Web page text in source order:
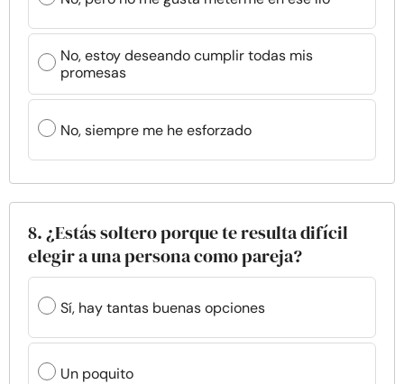
No, estoy deseando cumplir todas mis
promesas
No, siempre me he esforzado
8. ¿Estás soltero porque te resulta difícil
elegir a una persona como pareja?
Sí, hay tantas buenas opciones
Un poquito